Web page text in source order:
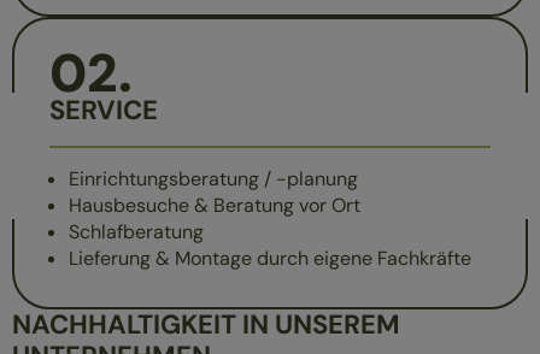
02.
SERVICE
Einrichtungsberatung / -planung
Hausbesuche & Beratung vor Ort
Schlafberatung
Lieferung & Montage durch eigene Fachkräfte
NACHHALTIGKEIT IN UNSEREM